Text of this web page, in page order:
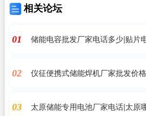
相关论坛
01
储能电容批发厂家电话多少|贴片
02
仪征便携式储能焊机厂家批发价
03
太原储能专用电池厂家电话|太原